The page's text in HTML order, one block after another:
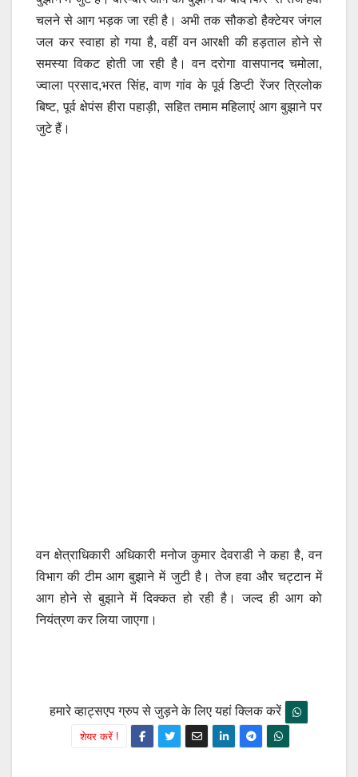
चलने से आग भड़क जा रही है। अभी तक सौकडो हैक्टेयर जंगल
जल कर स्वाहा हो गया है, वहीं वन आरक्षी की हड़ताल होने से
समस्या विकट होती जा रही है। वन दरोगा वासपानद चमोला,
ज्वाला प्रसाद,भरत सिंह, वाण गांव के पूर्व डिप्टी रेंजर त्रिलोक
बिष्ट, पूर्व क्षेपंस हीरा पहाड़ी, सहित तमाम महिलाएं आग बुझाने पर
जुटे हैं।
वन क्षेत्राधिकारी अधिकारी मनोज कुमार देवराडी ने कहा है, वन
विभाग की टीम आग बुझाने में जुटी है। तेज हवा और चट्टान में
आग होने से बुझाने में दिक्कत हो रही है। जल्द ही आग को
नियंत्रण कर लिया जाएगा।
हमारे व्हाट्सएप ग्रुप से जुड़ने के लिए यहां क्लिक करें
शेयर करें !